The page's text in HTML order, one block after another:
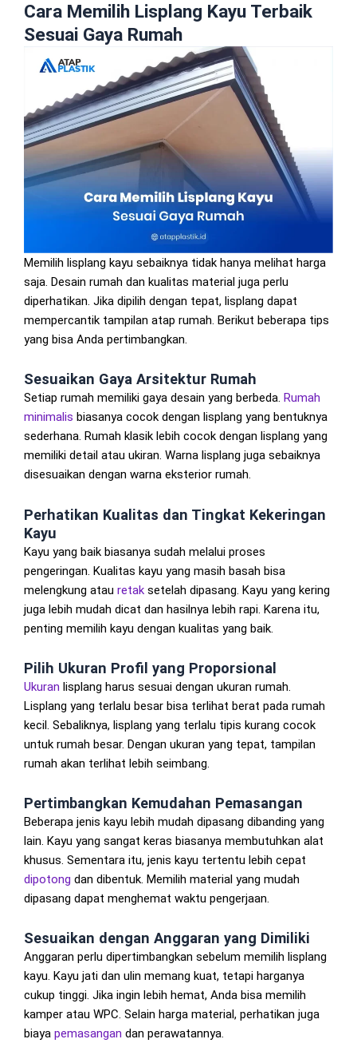
Cara Memilih Lisplang Kayu Terbaik
Sesuai Gaya Rumah
Memilih lisplang kayu sebaiknya tidak hanya melihat harga
saja. Desain rumah dan kualitas material juga perlu
diperhatikan. Jika dipilih dengan tepat, lisplang dapat
mempercantik tampilan atap rumah. Berikut beberapa tips
yang bisa Anda pertimbangkan.
Sesuaikan Gaya Arsitektur Rumah
Setiap rumah memiliki gaya desain yang berbeda. Rumah
minimalis biasanya cocok dengan lisplang yang bentuknya
sederhana. Rumah klasik lebih cocok dengan lisplang yang
memiliki detail atau ukiran. Warna lisplang juga sebaiknya
disesuaikan dengan warna eksterior rumah.
Perhatikan Kualitas dan Tingkat Kekeringan
Kayu
Kayu yang baik biasanya sudah melalui proses
pengeringan. Kualitas kayu yang masih basah bisa
melengkung atau retak setelah dipasang. Kayu yang kering
juga lebih mudah dicat dan hasilnya lebih rapi. Karena itu,
penting memilih kayu dengan kualitas yang baik.
Pilih Ukuran Profil yang Proporsional
Ukuran lisplang harus sesuai dengan ukuran rumah.
Lisplang yang terlalu besar bisa terlihat berat pada rumah
kecil. Sebaliknya, lisplang yang terlalu tipis kurang cocok
untuk rumah besar. Dengan ukuran yang tepat, tampilan
rumah akan terlihat lebih seimbang.
Pertimbangkan Kemudahan Pemasangan
Beberapa jenis kayu lebih mudah dipasang dibanding yang
lain. Kayu yang sangat keras biasanya membutuhkan alat
khusus. Sementara itu, jenis kayu tertentu lebih cepat
dipotong dan dibentuk. Memilih material yang mudah
dipasang dapat menghemat waktu pengerjaan.
Sesuaikan dengan Anggaran yang Dimiliki
Anggaran perlu dipertimbangkan sebelum memilih lisplang
kayu. Kayu jati dan ulin memang kuat, tetapi harganya
cukup tinggi. Jika ingin lebih hemat, Anda bisa memilih
kamper atau WPC. Selain harga material, perhatikan juga
biaya pemasangan dan perawatannya.